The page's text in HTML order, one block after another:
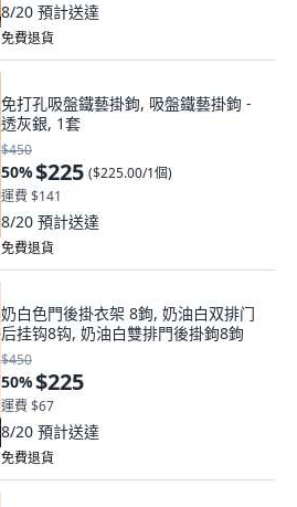
8/20 預計送達
免費退貨
免打孔吸盤鐵藝掛鉤, 吸盤鐵藝掛鉤 -
透灰銀, 1套
$450
50%$225 ($225.00/1個)
運費 $141
8/20 預計送達
免費退貨
奶白色門後掛衣架 8鉤, 奶油白双排门
后挂钩8钩, 奶油白雙排門後掛鉤8鉤
$450
50%$225
運費 $67
8/20 預計送達
免費退貨